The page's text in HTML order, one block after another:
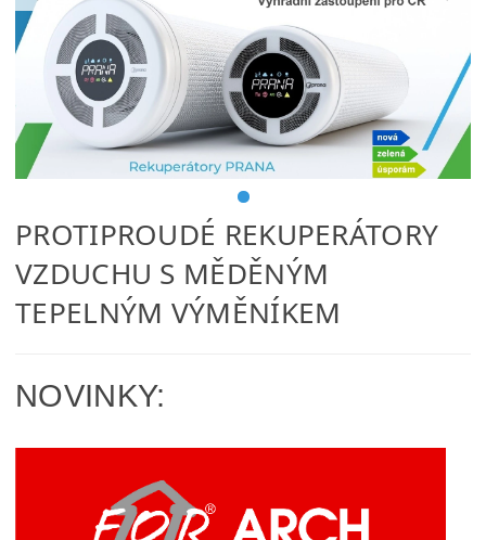
PROTIPROUDÉ REKUPERÁTORY
VZDUCHU S MĚDĚNÝM
TEPELNÝM VÝMĚNÍKEM
NOVINKY: